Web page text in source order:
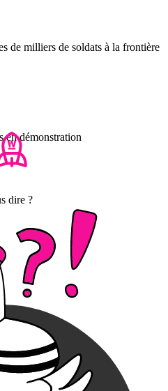
de milliers de soldats à la frontière
en démonstration
dire ?